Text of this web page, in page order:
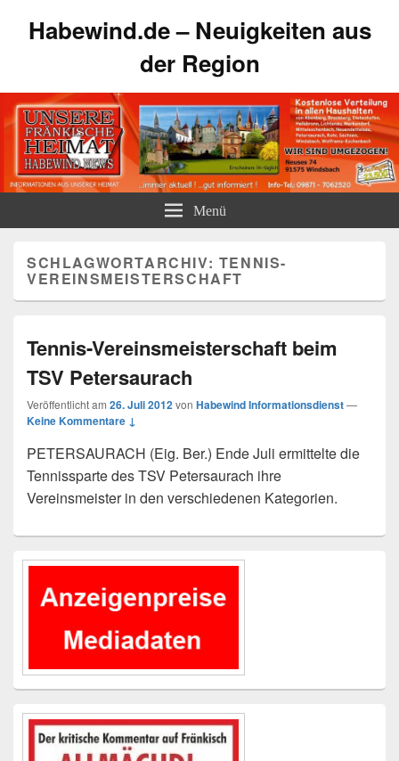
Habewind.de – Neuigkeiten aus
der Region
Menü
SCHLAGWORTARCHIV: TENNIS-
VEREINSMEISTERSCHAFT
Tennis-Vereinsmeisterschaft beim
TSV Petersaurach
Veröffentlicht am 26. Juli 2012von Habewind Informationsdienst—
Keine Kommentare ↓
PETERSAURACH (Eig. Ber.) Ende Juli ermittelte die
Tennissparte des TSV Petersaurach ihre
Vereinsmeister in den verschiedenen Kategorien.
Primärer
Widgetbereich